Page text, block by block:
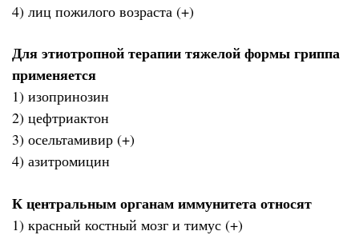
4) лиц пожилого возраста (+)
Для этиотропной терапии тяжелой формы гриппа
применяется
1) изопринозин
2) цефтриактон
3) осельтамивир (+)
4) азитромицин
К центральным органам иммунитета относят
1) красный костный мозг и тимус (+)